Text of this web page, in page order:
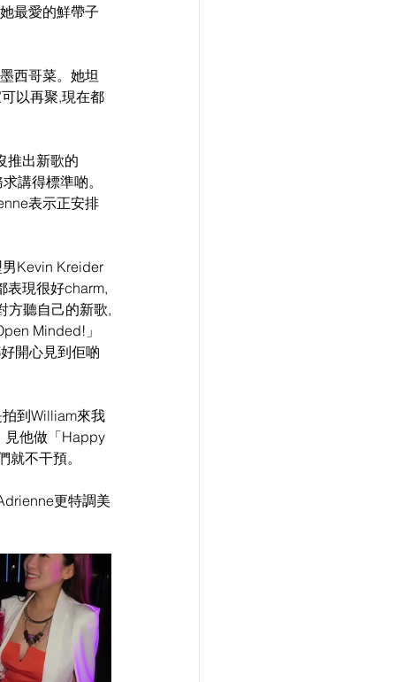
最愛的鮮帶子
西哥菜。她坦
以再聚,現在都
推出新歌的
講得標準啲。
表示正安排
Kevin Kreider
表現很好charm,
方聽自己的新歌,
Minded!」
開心見到佢啲
到William來我
見他做「Happy
不干預。
更特調美